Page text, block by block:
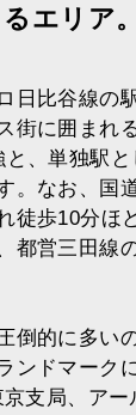
エリア
日比谷線の
街に囲まれ
、単独駅
。なお、国
徒歩10分ほ
都営三田線
倒的に多い
ンドマーク
支局、アー